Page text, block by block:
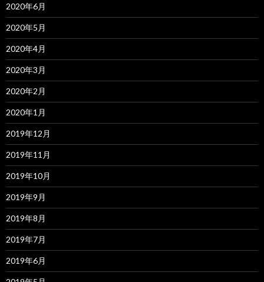
2020年6月
2020年5月
2020年4月
2020年3月
2020年2月
2020年1月
2019年12月
2019年11月
2019年10月
2019年9月
2019年8月
2019年7月
2019年6月